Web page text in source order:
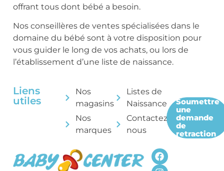
offrant tous dont bébé a besoin.
Nos conseillères de ventes spécialisées dans le
domaine du bébé sont à votre disposition pour
vous guider le long de vos achats, ou lors de
l’établissement d’une liste de naissance.
Liens
utiles
Nos
magasins
Nos
marques
Listes de
Naissance
Contactez-
nous
Soumettre
une
demande
de
retraction